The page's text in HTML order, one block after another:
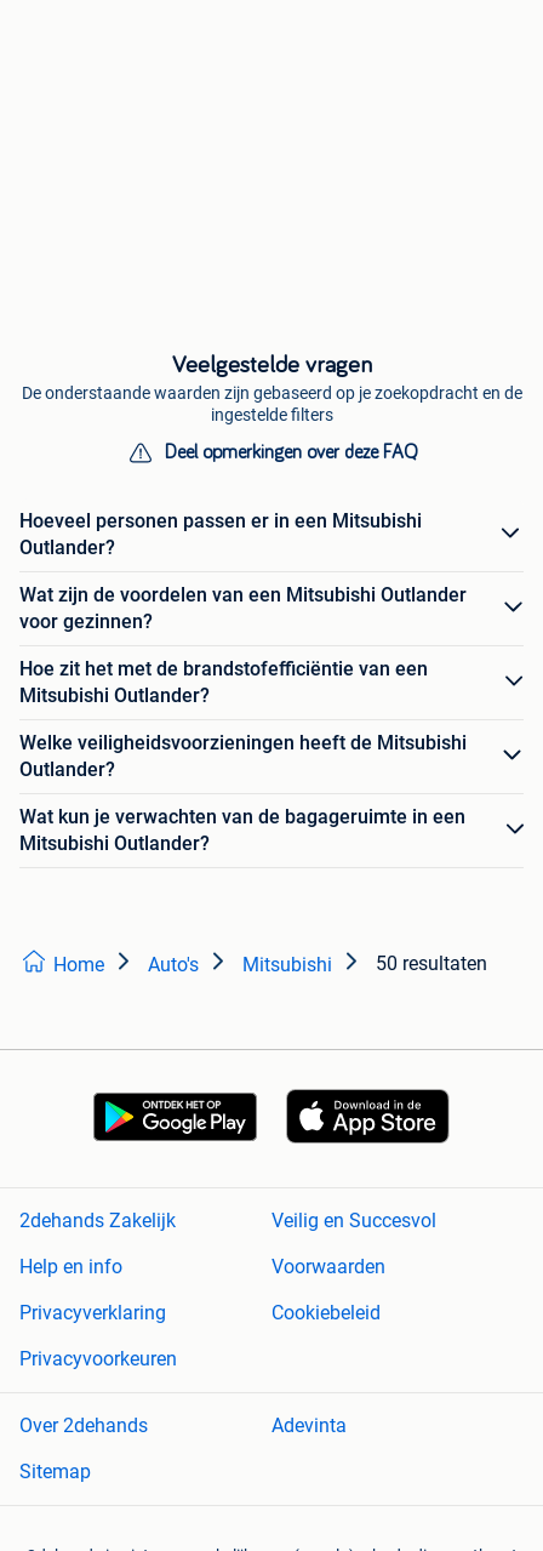
Veelgestelde vragen
De onderstaande waarden zijn gebaseerd op je zoekopdracht en de
ingestelde filters
Deel opmerkingen over deze FAQ
Hoeveel personen passen er in een Mitsubishi
Outlander?
Wat zijn de voordelen van een Mitsubishi Outlander
voor gezinnen?
Hoe zit het met de brandstofefficiëntie van een
Mitsubishi Outlander?
Welke veiligheidsvoorzieningen heeft de Mitsubishi
Outlander?
Wat kun je verwachten van de bagageruimte in een
Mitsubishi Outlander?
Home Auto's Mitsubishi 50 resultaten
2dehands Zakelijk
Veilig en Succesvol
Help en info
Voorwaarden
Privacyverklaring
Cookiebeleid
Privacyvoorkeuren
Over 2dehands
Adevinta
Sitemap